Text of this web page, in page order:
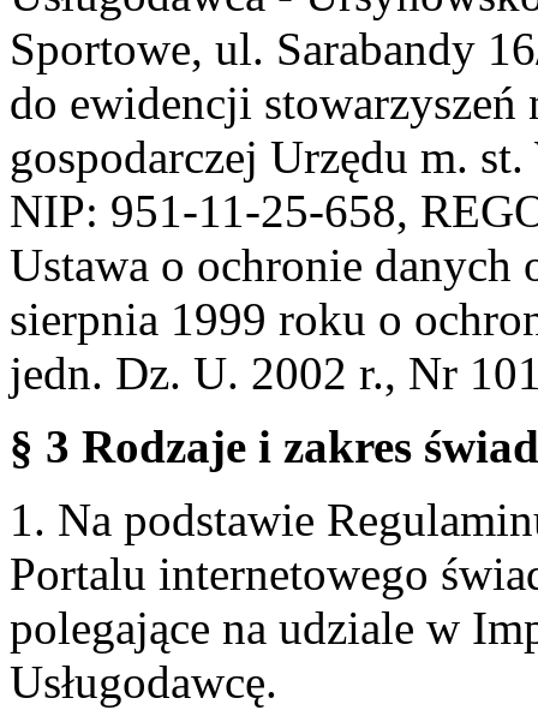
Sportowe, ul. Sarabandy
do ewidencji stowarzyszeń
gospodarczej Urzędu m.
NIP: 951-11-25-658,
Ustawa o ochronie danych
sierpnia 1999 roku o
jedn. Dz. U. 2002 r., Nr
§ 3 Rodzaje i zakres
1. Na podstawie
Portalu internetowego
polegające na udziale w
Usługodawcę.